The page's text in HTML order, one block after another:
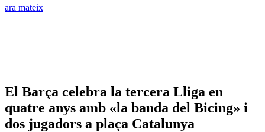
ara mateix
El Barça celebra la tercera Lliga en
quatre anys amb «la banda del Bicing» i
dos jugadors a plaça Catalunya